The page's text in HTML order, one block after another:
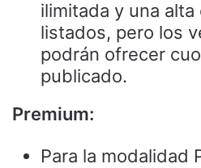
ilimitada y una
listados, pero los
podrán ofrecer
publicado.
Premium:
Para la modalidad